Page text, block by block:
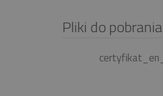
Pliki do pobrania